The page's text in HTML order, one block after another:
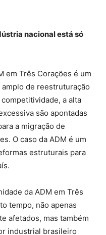
nacional está só
em Três Corações é um
de reestruturação
a alta
são apontadas
a migração de
O caso da ADM é um
estruturais para
da ADM em Três
tempo, não apenas
afetados, mas também
industrial brasileiro